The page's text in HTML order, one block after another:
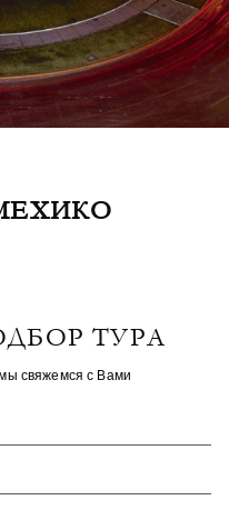
ТУРА
свяжемся с Вами